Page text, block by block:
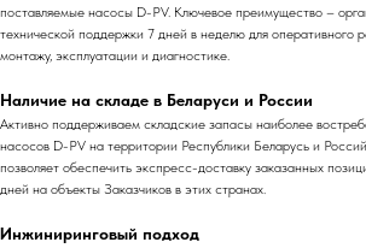
поставляемые насосы D-PV. Ключевое преимущество –
технической поддержки 7 дней в неделю для оперативного
монтажу, эксплуатации и диагностике.
Наличие на складе в Беларуси и России
Активно поддерживаем складские запасы наиболее
насосов D-PV на территории Республики Беларусь и
позволяет обеспечить экспресс-доставку заказанных
дней на объекты Заказчиков в этих странах.
Инжиниринговый подход